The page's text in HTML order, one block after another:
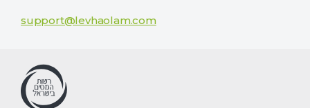
support@levhaolam.com